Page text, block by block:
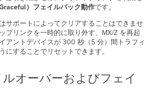
）フェイルバック動作です。
サポートによってクリアすることはできませ
プリンクを一時的に取り外す、MX/Z を再起
アントデバイスが 300 秒（5 分）間トラフィ
にすることでリセットできます。
オーバーおよびフェイ